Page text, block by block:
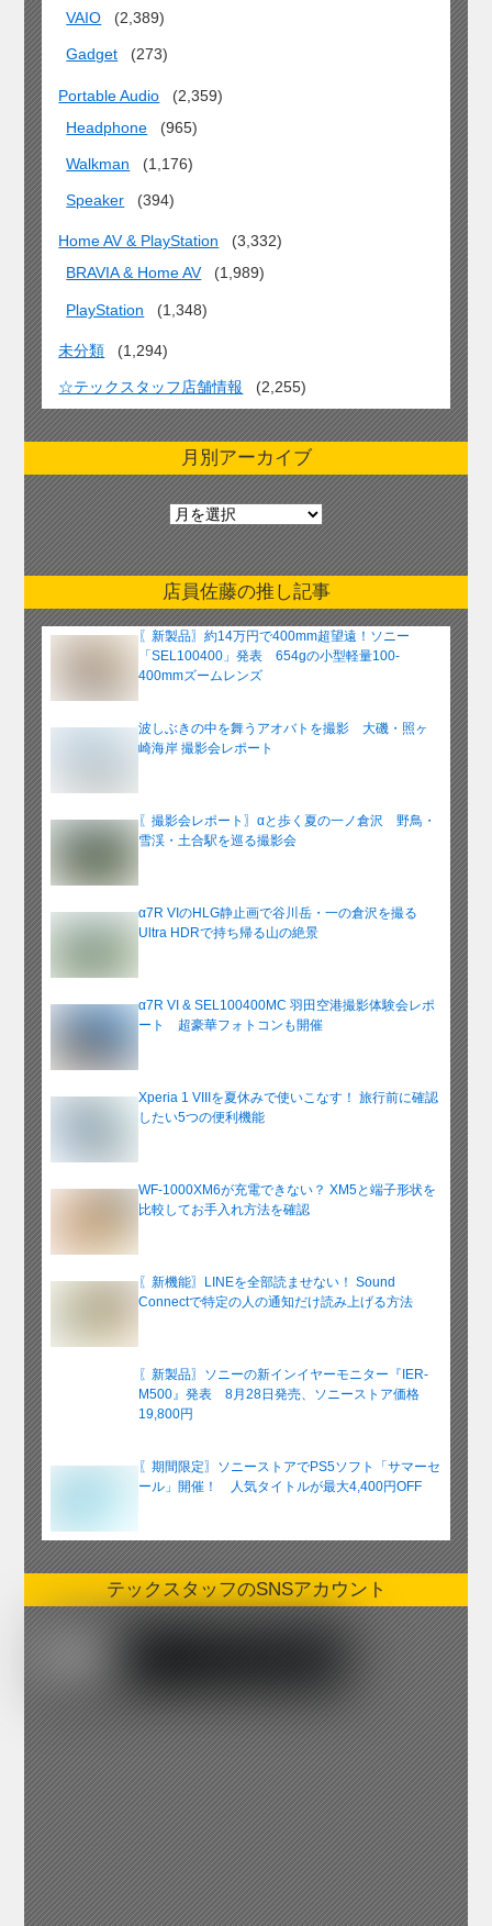
VAIO (2,389)
Gadget (273)
Portable Audio
(2,359)
Headphone
(965)
Walkman (1,176)
Speaker (394)
Home AV & PlayStation
(3,332)
BRAVIA & Home AV
(1,989)
PlayStation (1,348)
未分類 (1,294)
☆テックスタッフ店舗情報 (2,255)
月別アーカイブ
月
別
ア
ー
カ
イ
ブ
店員佐藤の推し記事
〖新製品〗約14万円で400mm超望遠！ソニー
「SEL100400」発表 654gの小型軽量100-
400mmズームレンズ
波しぶきの中を舞うアオバトを撮影 大磯・照ヶ
崎海岸 撮影会レポート
〖撮影会レポート〗αと歩く夏の一ノ倉沢 野鳥・
雪渓・土合駅を巡る撮影会
α7R VIのHLG静止画で谷川岳・一の倉沢を撮る
Ultra HDRで持ち帰る山の絶景
α7R VI & SEL100400MC 羽田空港撮影体験会レポ
ート 超豪華フォトコンも開催
Xperia 1 VIIIを夏休みで使いこなす！ 旅行前に確認
したい5つの便利機能
WF-1000XM6が充電できない？ XM5と端子形状を
比較してお手入れ方法を確認
〖新機能〗LINEを全部読ませない！ Sound
Connectで特定の人の通知だけ読み上げる方法
〖新製品〗ソニーの新インイヤーモニター『IER-
M500』発表 8月28日発売、ソニーストア価格
19,800円
〖期間限定〗ソニーストアでPS5ソフト「サマーセ
ール」開催！ 人気タイトルが最大4,400円OFF
テックスタッフのSNSアカウント